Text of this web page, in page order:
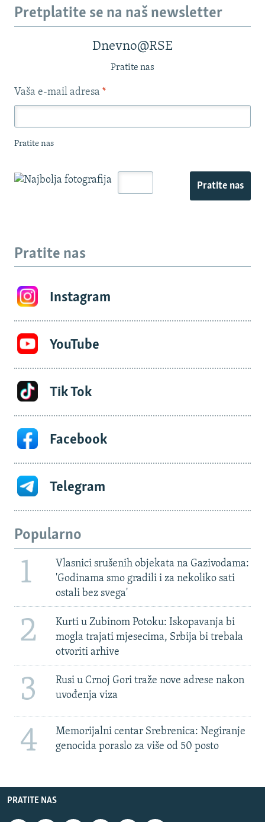
Pretplatite se na naš newsletter
Dnevno@RSE
Pratite nas
Vaša e-mail adresa *
Pratite nas
Pratite nas
Pratite nas
Instagram
YouTube
Tik Tok
Facebook
Telegram
Popularno
1
Vlasnici srušenih objekata na Gazivodama:
'Godinama smo gradili i za nekoliko sati
ostali bez svega'
2
Kurti u Zubinom Potoku: Iskopavanja bi
mogla trajati mjesecima, Srbija bi trebala
otvoriti arhive
3
Rusi u Crnoj Gori traže nove adrese nakon
uvođenja viza
4
Memorijalni centar Srebrenica: Negiranje
genocida poraslo za više od 50 posto
PRATITE NAS